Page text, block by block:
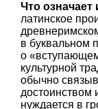
Что
латинское
в буквальном
о
культурной
обычно
достоинством
нуждается в